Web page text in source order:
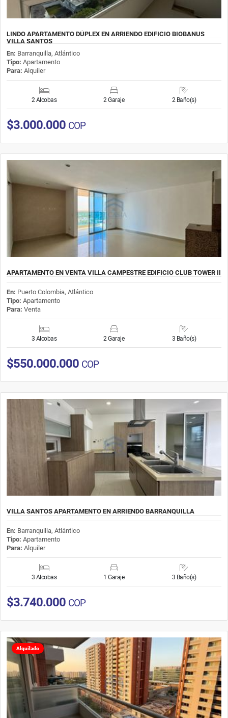
LINDO APARTAMENTO DÚPLEX EN ARRIENDO EDIFICIO BIOBANUS
VILLA SANTOS
En: Barranquilla, Atlántico
Tipo: Apartamento
Para: Alquiler
2 Alcobas 2 Garaje 2 Baño(s)
$3.000.000 COP
APARTAMENTO EN VENTA VILLA CAMPESTRE EDIFICIO CLUB TOWER II
En: Puerto Colombia, Atlántico
Tipo: Apartamento
Para: Venta
3 Alcobas 2 Garaje 3 Baño(s)
$550.000.000 COP
VILLA SANTOS APARTAMENTO EN ARRIENDO BARRANQUILLA
En: Barranquilla, Atlántico
Tipo: Apartamento
Para: Alquiler
3 Alcobas 1 Garaje 3 Baño(s)
$3.740.000 COP
Alquilado